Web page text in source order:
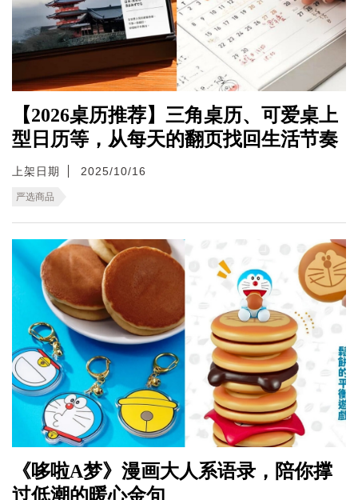
【2026桌历推荐】三角桌历、可爱桌上
型日历等，从每天的翻页找回生活节奏
上架日期 2025/10/16
严选商品
《哆啦A梦》漫画大人系语录，陪你撑
过低潮的暖心金句